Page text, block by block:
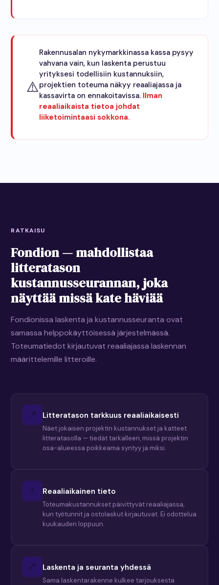
⚠️
Rakennusalan nykymarkkinassa kassa pysyy
vahvana vain, kun laskenta perustuu
yrityksesi todellisiin kustannuksiin,
projektien toteuma näkyy reaaliajassa ja
kassavirta on ennakoitavissa. Ilman
reaaliaikaista tietoa johdat
liiketoimintaasi sokkona.
RATKAISU
Fondion — mahdollistaa
litteratason
kustannusseurannan, joka
näyttää missä kate häviää
Fondionissa laskenta ja kustannusseuranta ovat
samassa helppokäyttöisessä järjestelmässä.
Toteumatiedot kirjautuvat reaaliajassa laskennan
määrittelemille litteroille.
📍 Litteratason tarkkuus reaaliaikaisesti
Näet jokaisen projektin kustannukset ja katteet
litteratasolla — tiedät tarkalleen, missä projektin
osa-alueessa poikkeama syntyy ja miksi.
⚡ Reaaliaikainen tieto
Toteumakustannukset päivittyvät reaaliajassa,
kun työtunnit ja ostolaskut kirjautuvat. Ei odottelua
kuukauden loppuun.
🔗 Laskenta ja seuranta yhdessä
Sama laskentarakenne kulkee tarjouksesta